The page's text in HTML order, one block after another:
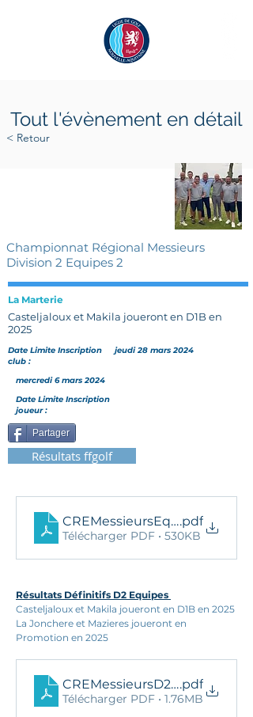
Tout l'évènement en détail
< Retour
Championnat Régional Messieurs
Division 2 Equipes 2
La Marterie
Casteljaloux et Makila joueront en D1B en
2025
Date Limite Inscription
club :
jeudi 28 mars 2024
mercredi 6 mars 2024
Date Limite Inscription
joueur :
Partager
Résultats ffgolf
.pdf
Télécharger PDF • 530KB
Résultats Définitifs D2 Equipes
Casteljaloux et Makila joueront en D1B en 2025
La Jonchere et Mazieres joueront en
Promotion en 2025
.pdf
Télécharger PDF • 1.76MB